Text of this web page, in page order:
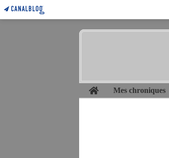
Home Mes chroniques